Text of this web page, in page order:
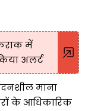
में
अलर्ट
माना
के आधिकारिक